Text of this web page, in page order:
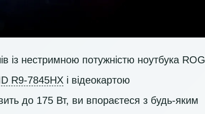
із нестримною потужністю ноутбука ROG
R9-7845HX і відеокартою
до 175 Вт, ви впораєтеся з будь-яким